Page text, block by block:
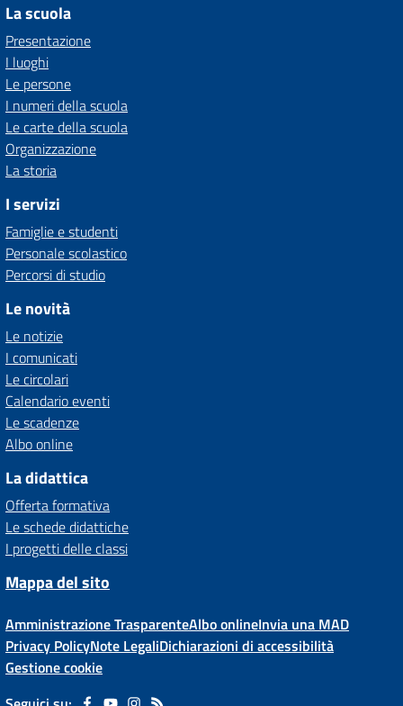
La scuola
Presentazione
I luoghi
Le persone
I numeri della scuola
Le carte della scuola
Organizzazione
La storia
I servizi
Famiglie e studenti
Personale scolastico
Percorsi di studio
Le novità
Le notizie
I comunicati
Le circolari
Calendario eventi
Le scadenze
Albo online
La didattica
Offerta formativa
Le schede didattiche
I progetti delle classi
Mappa del sito
Amministrazione TrasparenteAlbo onlineInvia una MAD
Privacy PolicyNote LegaliDichiarazioni di accessibilità
Gestione cookie